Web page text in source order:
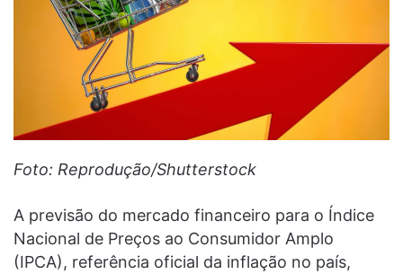
Foto: Reprodução/Shutterstock
A previsão do mercado financeiro para o Índice
Nacional de Preços ao Consumidor Amplo
(IPCA), referência oficial da inflação no país,